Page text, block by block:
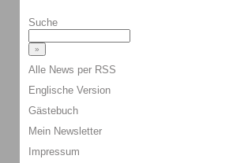
Suche
Alle News per RSS
Englische Version
Gästebuch
Mein Newsletter
Impressum